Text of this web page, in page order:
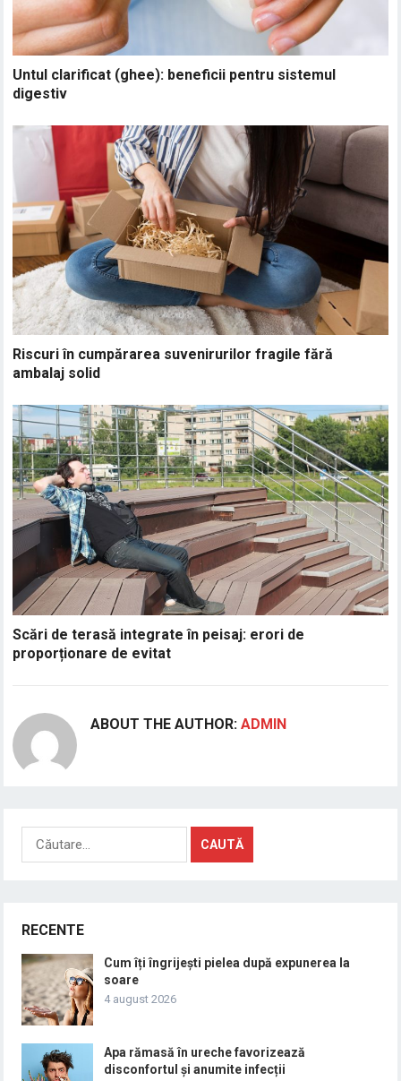
Untul clarificat (ghee): beneficii pentru sistemul
digestiv
Riscuri în cumpărarea suvenirurilor fragile fără
ambalaj solid
Scări de terasă integrate în peisaj: erori de
proporționare de evitat
ABOUT THE AUTHOR:ADMIN
Caută
după:
RECENTE
Cum îți îngrijești pielea după expunerea la
soare
4 august 2026
Apa rămasă în ureche favorizează
disconfortul și anumite infecții